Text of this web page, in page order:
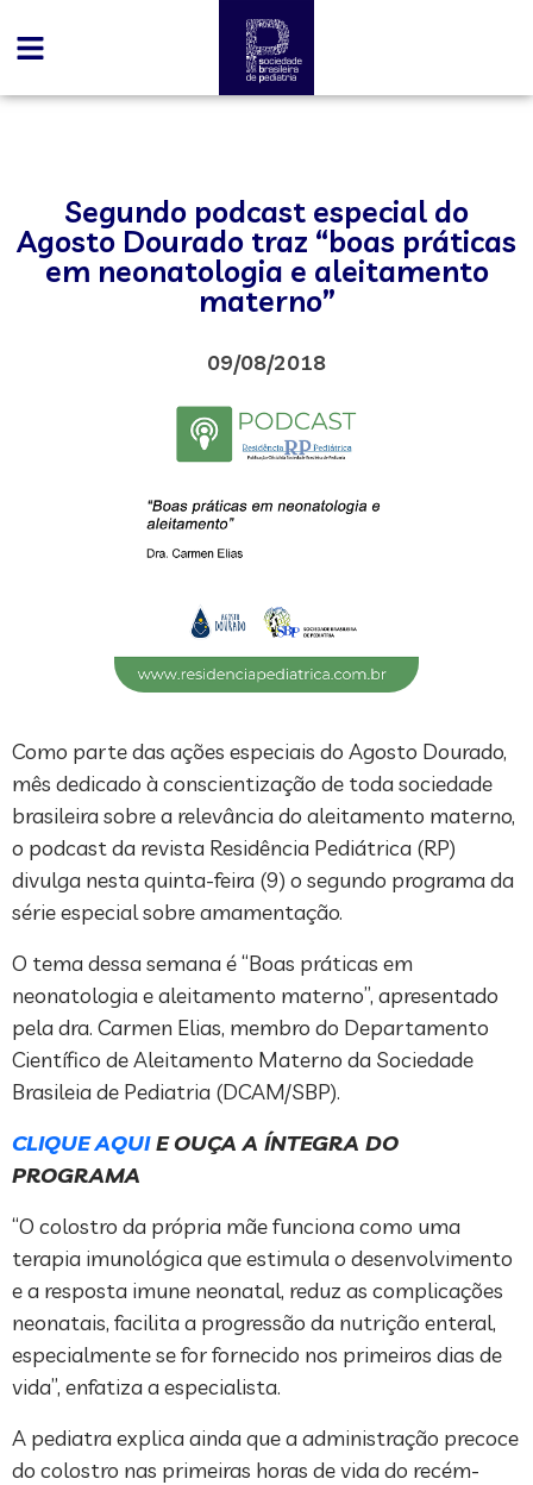
Segundo podcast especial do
Agosto Dourado traz “boas práticas
em neonatologia e aleitamento
materno”
09/08/2018
Como parte das ações especiais do Agosto Dourado,
mês dedicado à conscientização de toda sociedade
brasileira sobre a relevância do aleitamento materno,
o podcast da revista Residência Pediátrica (RP)
divulga nesta quinta-feira (9) o segundo programa da
série especial sobre amamentação.
O tema dessa semana é “Boas práticas em
neonatologia e aleitamento materno”, apresentado
pela dra. Carmen Elias, membro do Departamento
Científico de Aleitamento Materno da Sociedade
Brasileia de Pediatria (DCAM/SBP).
CLIQUE AQUIE OUÇA A ÍNTEGRA DO
PROGRAMA
“O colostro da própria mãe funciona como uma
terapia imunológica que estimula o desenvolvimento
e a resposta imune neonatal, reduz as complicações
neonatais, facilita a progressão da nutrição enteral,
especialmente se for fornecido nos primeiros dias de
vida”, enfatiza a especialista.
A pediatra explica ainda que a administração precoce
do colostro nas primeiras horas de vida do recém-